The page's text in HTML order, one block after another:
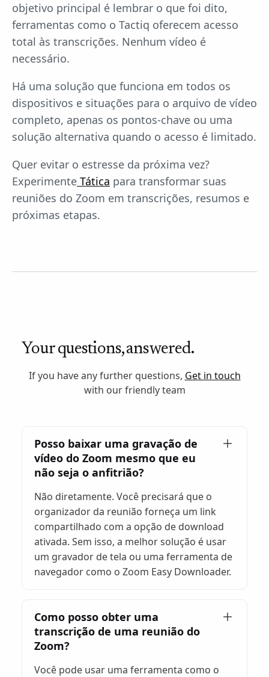
objetivo principal é lembrar o que foi dito,
ferramentas como o Tactiq oferecem acesso
total às transcrições. Nenhum vídeo é
necessário.
Há uma solução que funciona em todos os
dispositivos e situações para o arquivo de vídeo
completo, apenas os pontos-chave ou uma
solução alternativa quando o acesso é limitado.
Quer evitar o estresse da próxima vez?
Experimente Tática para transformar suas
reuniões do Zoom em transcrições, resumos e
próximas etapas.
Your questions, answered.
If you have any further questions, Get in touch
with our friendly team
Posso baixar uma gravação de
vídeo do Zoom mesmo que eu
não seja o anfitrião?
Não diretamente. Você precisará que o
organizador da reunião forneça um link
compartilhado com a opção de download
ativada. Sem isso, a melhor solução é usar
um gravador de tela ou uma ferramenta de
navegador como o Zoom Easy Downloader.
Como posso obter uma
transcrição de uma reunião do
Zoom?
Você pode usar uma ferramenta como o